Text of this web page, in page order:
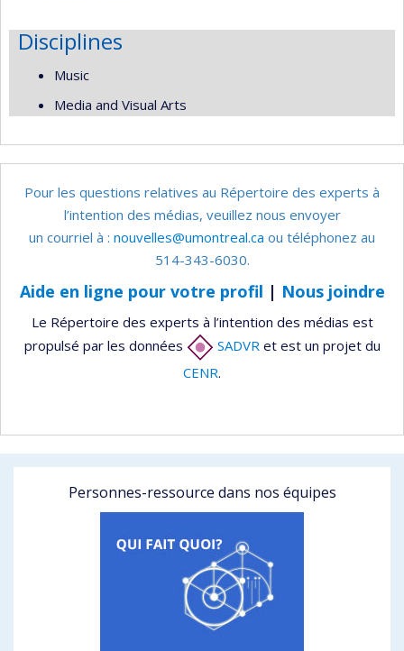
Disciplines
Music
Media and Visual Arts
Pour les questions relatives au Répertoire des experts à
l’intention des médias, veuillez nous envoyer
un courriel à : nouvelles@umontreal.ca ou téléphonez au
514-343-6030.
Aide en ligne pour votre profil | Nous joindre
Le Répertoire des experts à l’intention des médias est
propulsé par les données
SADVRet est un projet du
CENR.
Personnes-ressource dans nos équipes